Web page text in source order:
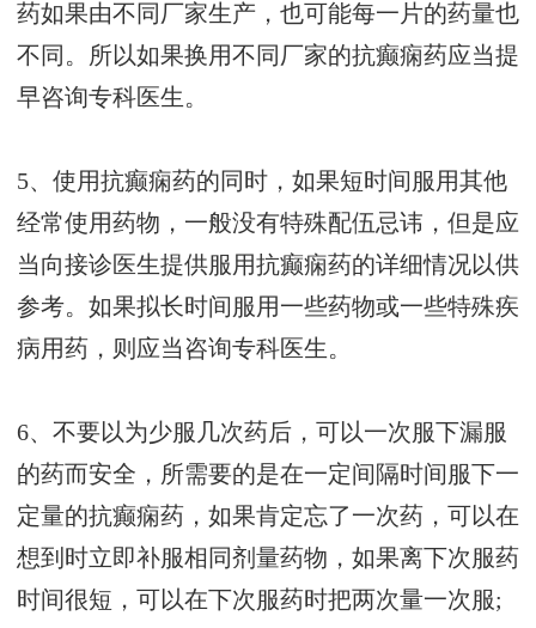
药如果由不同厂家生产，也可能每一片的药量也
不同。所以如果换用不同厂家的抗癫痫药应当提
早咨询专科医生。
5、使用抗癫痫药的同时，如果短时间服用其他
经常使用药物，一般没有特殊配伍忌讳，但是应
当向接诊医生提供服用抗癫痫药的详细情况以供
参考。如果拟长时间服用一些药物或一些特殊疾
病用药，则应当咨询专科医生。
6、不要以为少服几次药后，可以一次服下漏服
的药而安全，所需要的是在一定间隔时间服下一
定量的抗癫痫药，如果肯定忘了一次药，可以在
想到时立即补服相同剂量药物，如果离下次服药
时间很短，可以在下次服药时把两次量一次服;